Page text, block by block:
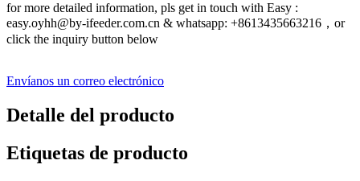
for more detailed information, pls get in touch with Easy :
easy.oyhh@by-ifeeder.com.cn & whatsapp: +8613435663216，or
click the inquiry button below
Envíanos un correo electrónico
Detalle del producto
Etiquetas de producto